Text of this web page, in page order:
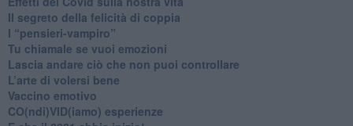
Il segreto della felicità di coppia
​I “pensieri-vampiro”
​Tu chiamale se vuoi emozioni
​Lascia andare ciò che non puoi controllare
L’arte di volersi bene
​Vaccino emotivo
CO(ndi)VID(iamo) esperienze